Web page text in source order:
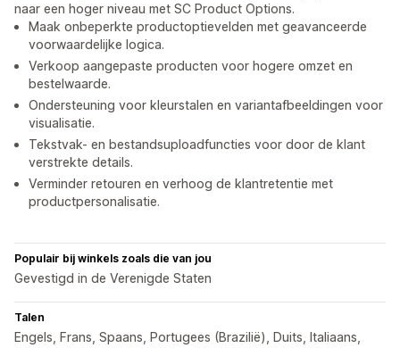
naar een hoger niveau met SC Product Options.
Maak onbeperkte productoptievelden met geavanceerde
voorwaardelijke logica.
Verkoop aangepaste producten voor hogere omzet en
bestelwaarde.
Ondersteuning voor kleurstalen en variantafbeeldingen voor
visualisatie.
Tekstvak- en bestandsuploadfuncties voor door de klant
verstrekte details.
Verminder retouren en verhoog de klantretentie met
productpersonalisatie.
Populair bij winkels zoals die van jou
Gevestigd in de Verenigde Staten
Talen
Engels, Frans, Spaans, Portugees (Brazilië), Duits, Italiaans,